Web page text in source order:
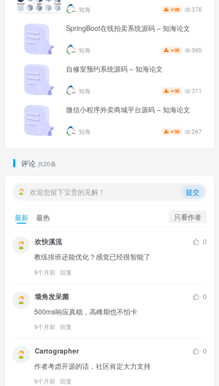
知海 ￥98 376
SpringBoot在线拍卖系统源码 – 知海论文
知海 ￥98 365
自修室预约系统源码 – 知海论文
知海 ￥98 311
微信小程序外卖商城平台源码 – 知海论文
知海 ￥98 267
评论 共20条
欢迎您留下宝贵的见解！ 提交
最新 最热 只看作者
欢快溪流
0
教练排班还能优化？感觉已经很智能了
9个月前 回复
墙角发呆菌
0
500ms响应真稳，高峰期也不怕卡
9个月前 回复
Cartographer
0
作者考虑开源的话，社区肯定大力支持
9个月前 回复